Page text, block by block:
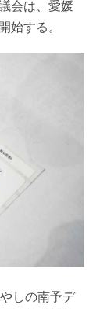
会は、愛媛
始する。
しの南予デ